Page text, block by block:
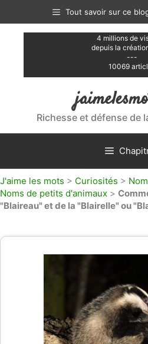
contenu
Tout savoir sur ce
4 millions de
depuis la
---
10069
Richesse et défense de
J'aime les mots > Curiosités >
Noms de petits d'animaux >
"Blaireau" et de la "Blairelle" ou